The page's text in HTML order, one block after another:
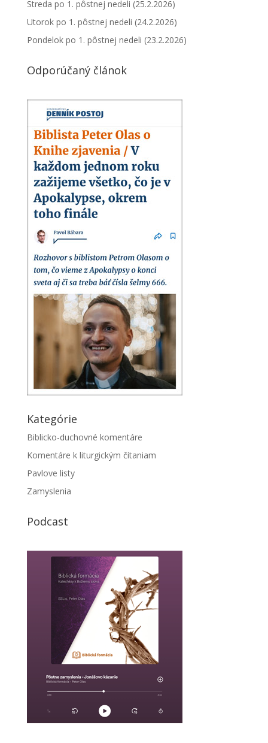
Streda po 1. pôstnej nedeli (25.2.2026)
Utorok po 1. pôstnej nedeli (24.2.2026)
Pondelok po 1. pôstnej nedeli (23.2.2026)
Odporúčaný článok
Kategórie
Biblicko-duchovné komentáre
Komentáre k liturgickým čítaniam
Pavlove listy
Zamyslenia
Podcast